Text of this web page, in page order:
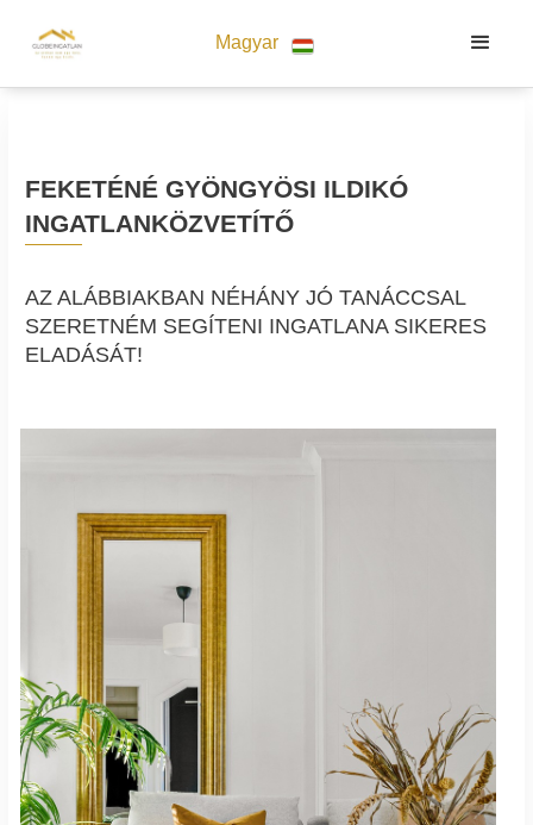
Magyar
FEKETÉNÉ GYÖNGYÖSI ILDIKÓ
INGATLANKÖZVETÍTŐ
AZ ALÁBBIAKBAN NÉHÁNY JÓ TANÁCCSAL
SZERETNÉM SEGÍTENI INGATLANA SIKERES
ELADÁSÁT!